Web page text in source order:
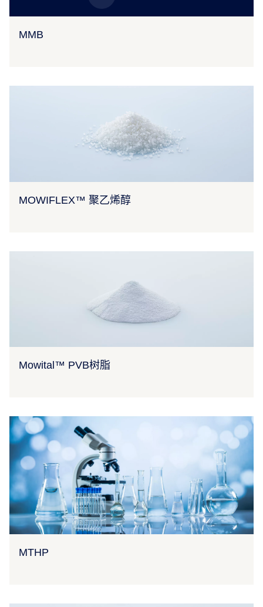
MMB
MOWIFLEX™ 聚乙烯醇
Mowital™ PVB树脂
MTHP